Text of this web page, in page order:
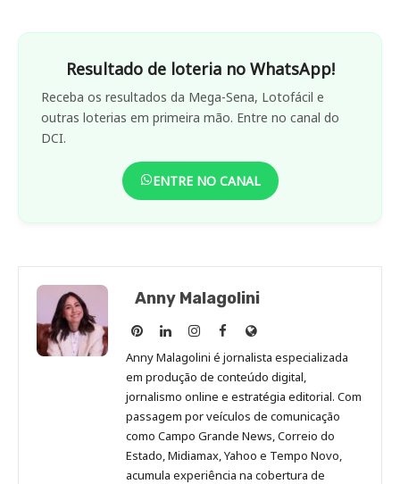
Resultado de loteria no WhatsApp!
Receba os resultados da Mega-Sena, Lotofácil e
outras loterias em primeira mão. Entre no canal do
DCI.
ENTRE NO CANAL
Anny Malagolini
Anny
Malagolini
no
Pinterest
Anny
Malagolini
no
LinkedIn
Anny
Malagolini
no
Instagram
Anny
Malagolini
no
Facebook
Site
de
Anny
Malagolini
Anny Malagolini é jornalista especializada
em produção de conteúdo digital,
jornalismo online e estratégia editorial. Com
passagem por veículos de comunicação
como Campo Grande News, Correio do
Estado, Midiamax, Yahoo e Tempo Novo,
acumula experiência na cobertura de